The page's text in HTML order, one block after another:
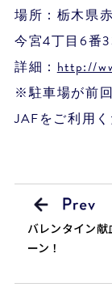
場所：栃木県
今宮4丁目6番
詳細：http://
※駐車場が前
JAFをご利用く
バレンタイン献
ーン！